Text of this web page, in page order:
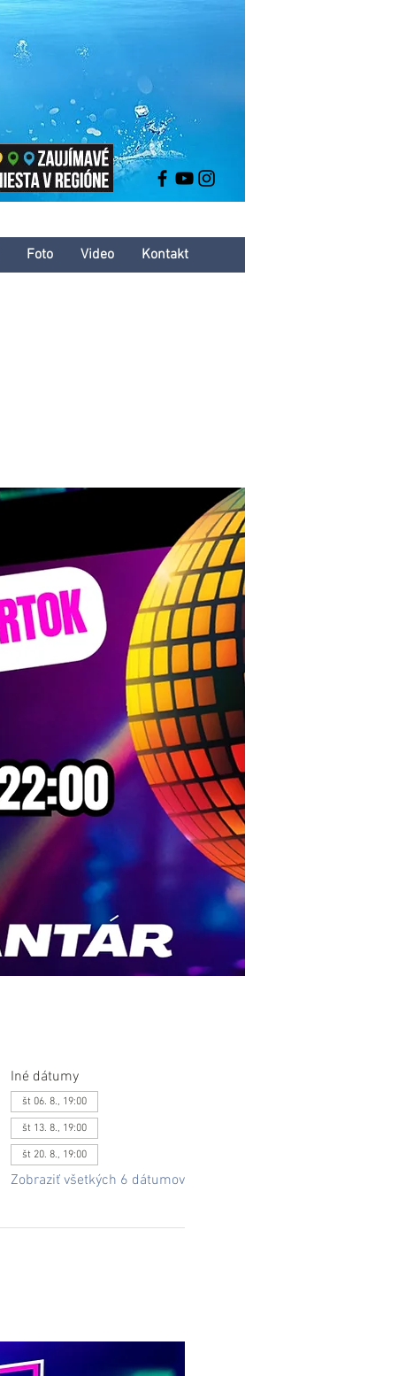
Foto Video Kontakt
Iné dátumy
št 06. 8., 19:00
št 13. 8., 19:00
št 20. 8., 19:00
Zobraziť všetkých 6 dátumov